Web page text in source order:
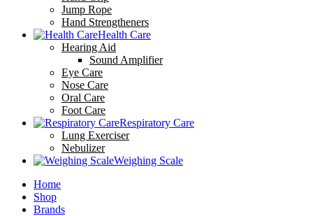
Jump Rope
Hand Strengtheners
Health Care
Hearing Aid
Sound Amplifier
Eye Care
Nose Care
Oral Care
Foot Care
Respiratory Care
Lung Exerciser
Nebulizer
Weighing Scale
Home
Shop
Brands